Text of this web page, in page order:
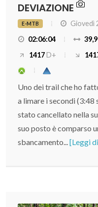
DEVIAZIONE
E-MTB
Giovedì
02:06:04
1417D+
Uno dei trail che ho
a limare i secondi (3:48
stato cancellato nella
suo posto è comparso
sbancamento...[Leggi